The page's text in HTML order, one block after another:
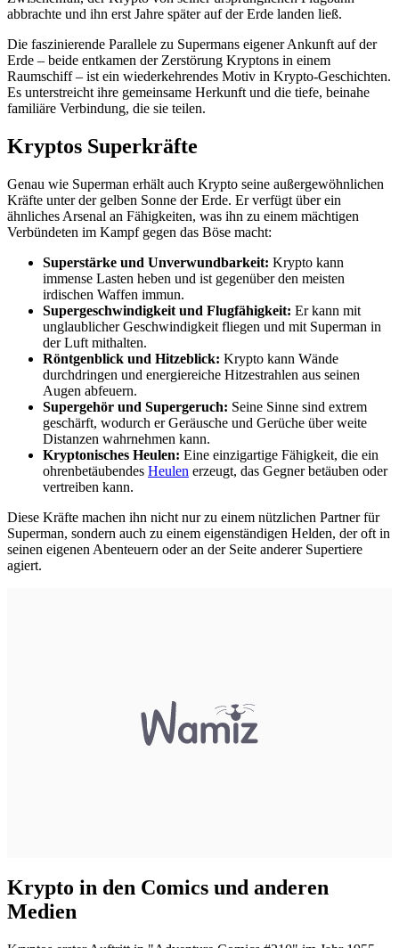
abbrachte und ihn erst Jahre später auf der Erde landen ließ.
Die faszinierende Parallele zu Supermans eigener Ankunft auf der
Erde – beide entkamen der Zerstörung Kryptons in einem
Raumschiff – ist ein wiederkehrendes Motiv in Krypto-Geschichten.
Es unterstreicht ihre gemeinsame Herkunft und die tiefe, beinahe
familiäre Verbindung, die sie teilen.
Kryptos Superkräfte
Genau wie Superman erhält auch Krypto seine außergewöhnlichen
Kräfte unter der gelben Sonne der Erde. Er verfügt über ein
ähnliches Arsenal an Fähigkeiten, was ihn zu einem mächtigen
Verbündeten im Kampf gegen das Böse macht:
Superstärke und Unverwundbarkeit: Krypto kann
immense Lasten heben und ist gegenüber den meisten
irdischen Waffen immun.
Supergeschwindigkeit und Flugfähigkeit: Er kann mit
unglaublicher Geschwindigkeit fliegen und mit Superman in
der Luft mithalten.
Röntgenblick und Hitzeblick: Krypto kann Wände
durchdringen und energiereiche Hitzestrahlen aus seinen
Augen abfeuern.
Supergehör und Supergeruch: Seine Sinne sind extrem
geschärft, wodurch er Geräusche und Gerüche über weite
Distanzen wahrnehmen kann.
Kryptonisches Heulen: Eine einzigartige Fähigkeit, die ein
ohrenbetäubendes Heulen erzeugt, das Gegner betäuben oder
vertreiben kann.
Diese Kräfte machen ihn nicht nur zu einem nützlichen Partner für
Superman, sondern auch zu einem eigenständigen Helden, der oft in
seinen eigenen Abenteuern oder an der Seite anderer Supertiere
agiert.
Krypto in den Comics und anderen
Medien